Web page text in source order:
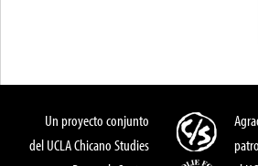
Un proyecto conjunto
del UCLA Chicano Studies